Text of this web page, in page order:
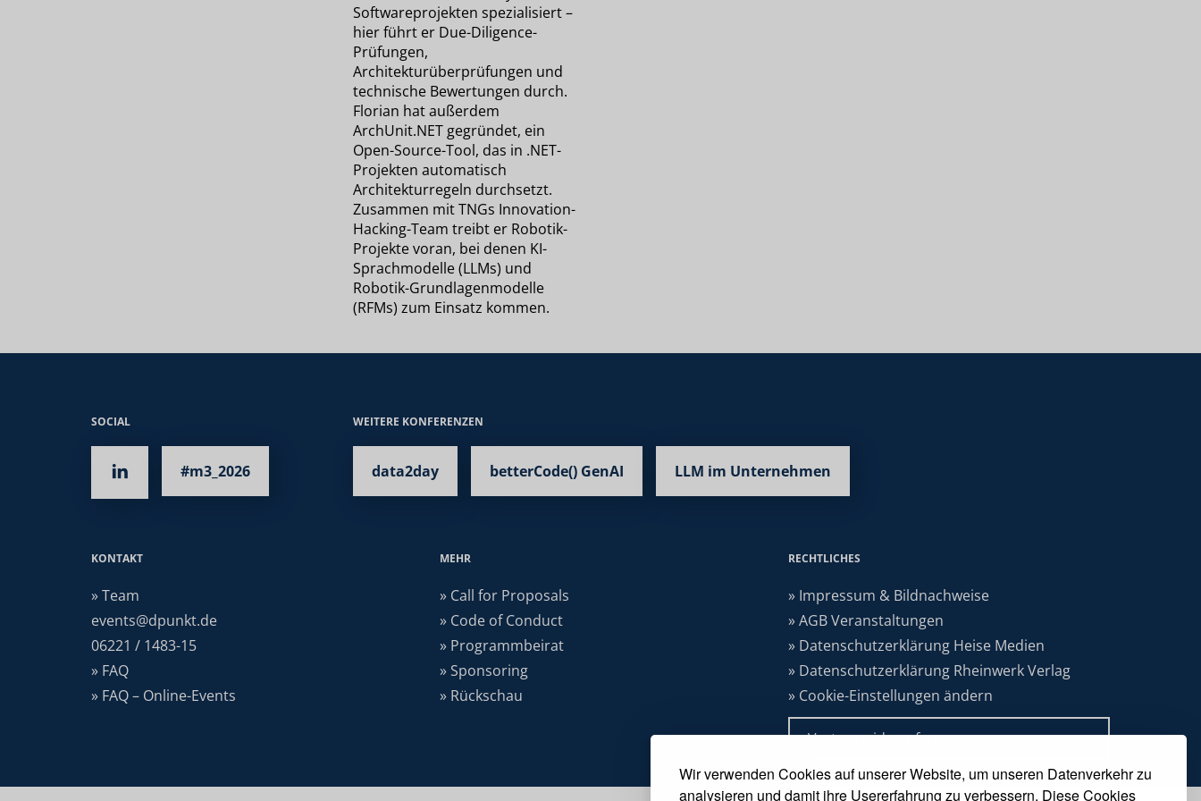
Wir verwenden Cookies auf unserer Website, um unseren Datenverkehr zu
analysieren und damit ihre Usererfahrung zu verbessern. Diese Cookies
Softwareprojekten spezialisiert –
hier führt er Due-Diligence-
Prüfungen,
Architekturüberprüfungen und
technische Bewertungen durch.
Florian hat außerdem
ArchUnit.NET gegründet, ein
Open-Source-Tool, das in .NET-
Projekten automatisch
Architekturregeln durchsetzt.
Zusammen mit TNGs Innovation-
Hacking-Team treibt er Robotik-
Projekte voran, bei denen KI-
Sprachmodelle (LLMs) und
Robotik-Grundlagenmodelle
(RFMs) zum Einsatz kommen.
SOCIAL
#m3_2026
WEITERE KONFERENZEN
data2day betterCode() GenAI LLM im Unternehmen
KONTAKT
» Team
events@dpunkt.de
06221 / 1483-15
» FAQ
» FAQ – Online-Events
MEHR
» Call for Proposals
» Code of Conduct
» Programmbeirat
» Sponsoring
» Rückschau
RECHTLICHES
» Impressum & Bildnachweise
» AGB Veranstaltungen
» Datenschutzerklärung Heise Medien
» Datenschutzerklärung Rheinwerk Verlag
» Cookie-Einstellungen ändern
» Vertrag widerrufen